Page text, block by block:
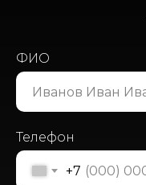
ФИО
Телефон
+7